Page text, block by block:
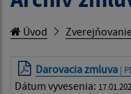
Úvod
Darovacia zmluva |
Dátum vyvesenia: